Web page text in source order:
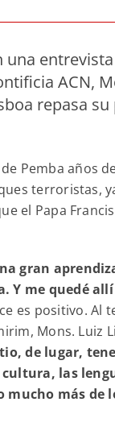
una
ACN,
repasa
Pemba años
terroristas,
el Papa
gran
Y me quedé
es positivo. Al
Mons. Luiz
de lugar,
las
mucho más de